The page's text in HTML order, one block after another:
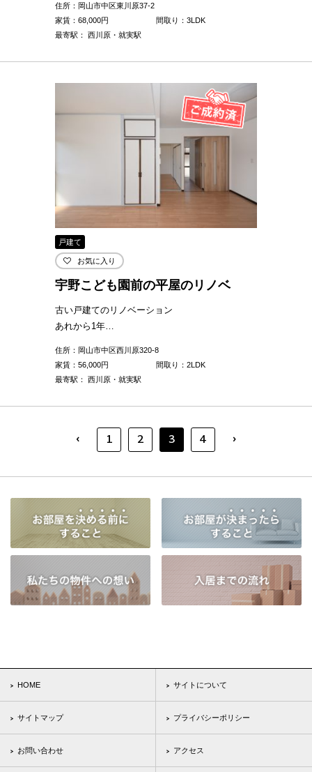
住所：岡山市中区東川原37-2
家賃： 68,000円
間取り：3LDK
最寄駅： 西川原・就実駅
戸建て
お気に入り
宇野こども園前の平屋のリノベ
古い戸建てのリノベーション
あれから1年…
住所：岡山市中区西川原320-8
家賃： 56,000円
間取り：2LDK
最寄駅： 西川原・就実駅
‹ 1 2 3 4 ›
HOME サイトについて
サイトマップ プライバシーポリシー
お問い合わせ アクセス